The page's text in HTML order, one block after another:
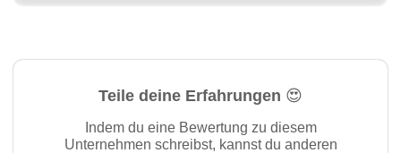
Teile deine Erfahrungen 😍
Indem du eine Bewertung zu diesem
Unternehmen schreibst, kannst du anderen